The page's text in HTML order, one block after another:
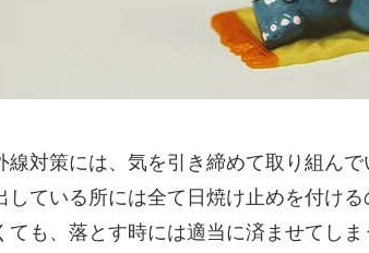
線対策には、気を引き締めて取り組ん
している所には全て日焼け止めを付け
ても、落とす時には適当に済ませてしま